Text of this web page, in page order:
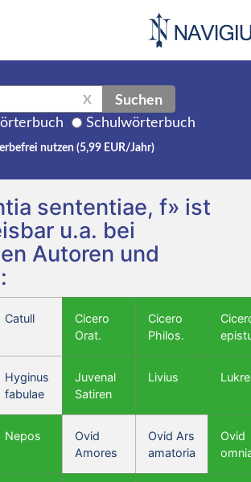
X Suchen
Schulwörterbuch
nutzen (5,99 EUR/Jahr)
sententiae, f» ist
u.a. bei
Autoren und
Catull
Cicero
Orat.
Cicero
Philos.
Hyginus
fabulae
Juvenal
Satiren
Livius
Nepos
Ovid
Amores
Ovid Ars
amatoria
Ovid